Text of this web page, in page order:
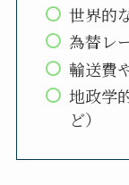
世界的
為替レ
輸送費
地政学
ど）